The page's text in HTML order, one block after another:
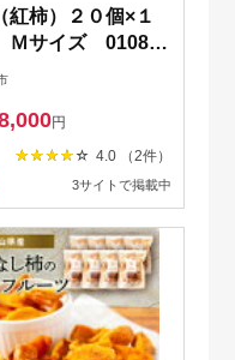
紅柿）２０個×１
サイズ 0108-
円
4.0 （2件）
3サイトで掲載中